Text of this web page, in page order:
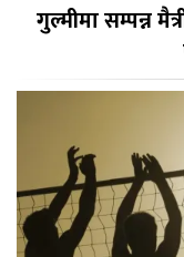
गुल्मीमा सम्पन्न